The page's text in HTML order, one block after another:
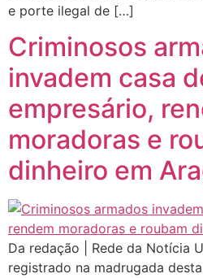
e porte ilegal de […]
Criminosos
invadem casa
empresário,
moradoras e
dinheiro em
Da redação | Rede da Notícia
registrado na madrugada